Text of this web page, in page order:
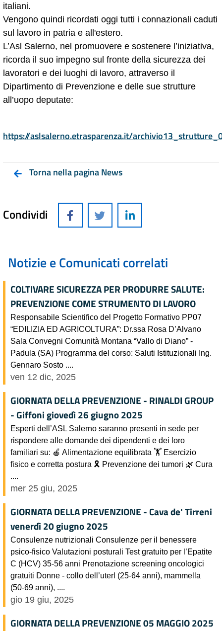
italiani.
Vengono quindi ricordati oggi tutti i connazionali caduti
sul lavoro in patria e all'estero.
L’Asl Salerno, nel promuovere e sostenere l’iniziativa,
ricorda il suo impegno sul fronte della sicurezza dei
lavoratori e dei luoghi di lavoro, attraverso il
Dipartimento di Prevenzione e delle sue strutture
all’uopo deputate:
https://aslsalerno.etrasparenza.it/
Torna nella pagina News
Condividi
Notizie e Comunicati correlati
COLTIVARE SICUREZZA PER PRODURRE SALUTE:
PREVENZIONE COME STRUMENTO DI LAVORO
Responsabile Scientifico del Progetto Formativo PP07
“EDILIZIA ED AGRICOLTURA”: Dr.ssa Rosa D’Alvano
Sala Convegni Comunità Montana “Vallo di Diano” -
Padula (SA) Programma del corso: Saluti Istituzionali Ing.
Gennaro Sosto ....
ven 12 dic, 2025
GIORNATA DELLA PREVENZIONE - RINALDI GROUP
- Giffoni giovedì 26 giugno 2025
Esperti dell’ASL Salerno saranno presenti in sede per
rispondere alle domande dei dipendenti e dei loro
familiari su: 🍎 Alimentazione equilibrata 🏋 Esercizio
fisico e corretta postura 🎗 Prevenzione dei tumori 🌿 Cura
....
mer 25 giu, 2025
GIORNATA DELLA PREVENZIONE - Cava de' Tirreni
venerdì 20 giugno 2025
Consulenze nutrizionali Consulenze per il benessere
psico-fisico Valutazioni posturali Test gratuito per l’Epatite
C (HCV) 35-56 anni Prenotazione screening oncologici
gratuiti Donne - collo dell’uterl (25-64 anni), mammella
(50-69 anni), ....
gio 19 giu, 2025
GIORNATA DELLA PREVENZIONE 05 MAGGIO 2025